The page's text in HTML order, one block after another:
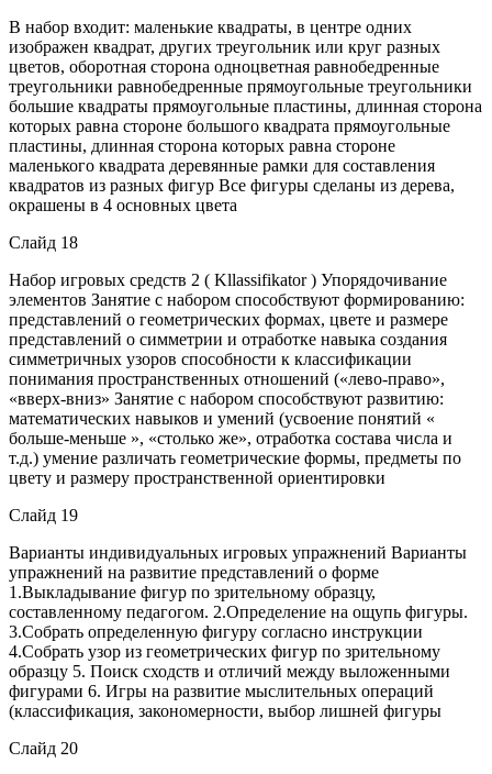
В набор входит: маленькие квадраты, в центре одних
изображен квадрат, других треугольник или круг разных
цветов, оборотная сторона одноцветная равнобедренные
треугольники равнобедренные прямоугольные треугольники
большие квадраты прямоугольные пластины, длинная сторона
которых равна стороне большого квадрата прямоугольные
пластины, длинная сторона которых равна стороне
маленького квадрата деревянные рамки для составления
квадратов из разных фигур Все фигуры сделаны из дерева,
окрашены в 4 основных цвета
Слайд 18
Набор игровых средств 2 ( Kllassifikator ) Упорядочивание
элементов Занятие с набором способствуют формированию:
представлений о геометрических формах, цвете и размере
представлений о симметрии и отработке навыка создания
симметричных узоров способности к классификации
понимания пространственных отношений («лево-право»,
«вверх-вниз» Занятие с набором способствуют развитию:
математических навыков и умений (усвоение понятий «
больше-меньше », «столько же», отработка состава числа и
т.д.) умение различать геометрические формы, предметы по
цвету и размеру пространственной ориентировки
Слайд 19
Варианты индивидуальных игровых упражнений Варианты
упражнений на развитие представлений о форме
1.Выкладывание фигур по зрительному образцу,
составленному педагогом. 2.Определение на ощупь фигуры.
3.Собрать определенную фигуру согласно инструкции
4.Собрать узор из геометрических фигур по зрительному
образцу 5. Поиск сходств и отличий между выложенными
фигурами 6. Игры на развитие мыслительных операций
(классификация, закономерности, выбор лишней фигуры
Слайд 20